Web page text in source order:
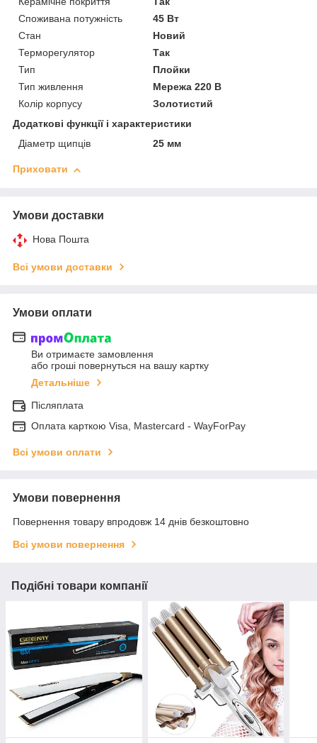
Споживана потужність
45 Вт
Стан
Новий
Терморегулятор
Так
Тип
Плойки
Тип живлення
Мережа 220 В
Колір корпусу
Золотистий
Додаткові функції і характеристики
Діаметр щипців
25 мм
Приховати
Умови доставки
Нова Пошта
Всі умови доставки
Умови оплати
Ви отримаєте замовлення
або гроші повернуться на вашу картку
Детальніше
Післяплата
Оплата карткою Visa, Mastercard - WayForPay
Всі умови оплати
Умови повернення
Повернення товару впродовж 14 днів безкоштовно
Всі умови повернення
Подібні товари компанії